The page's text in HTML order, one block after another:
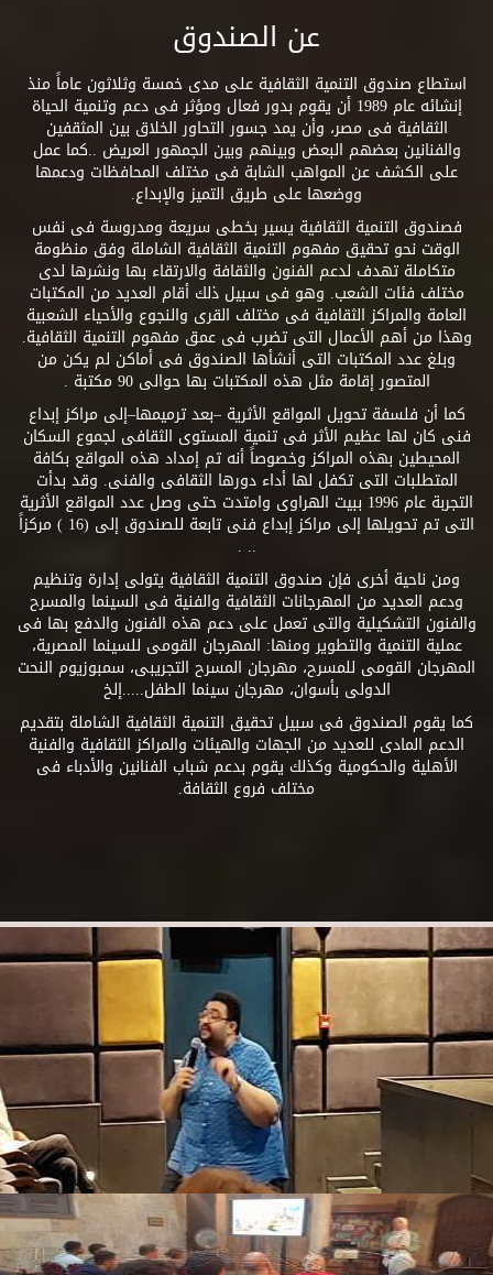
عن الصندوق
استطاع صندوق التنمية الثقافية على مدى خمسة وثلاثون عاماً منذ
إنشائه عام 1989 أن يقوم بدور فعال ومؤثر فى دعم وتنمية الحياة
الثقافية فى مصر، وأن يمد جسور التحاور الخلاق بين المثقفين
والفنانين بعضهم البعض وبينهم وبين الجمهور العريض ..كما عمل
على الكشف عن المواهب الشابة فى مختلف المحافظات ودعمها
ووضعها على طريق التميز والإبداع.
فصندوق التنمية الثقافية يسير بخطى سريعة ومدروسة فى نفس
الوقت نحو تحقيق مفهوم التنمية الثقافية الشاملة وفق منظومة
متكاملة تهدف لدعم الفنون والثقافة والارتقاء بها ونشرها لدى
مختلف فئات الشعب. وهو فى سبيل ذلك أقام العديد من المكتبات
العامة والمراكز الثقافية فى مختلف القرى والنجوع والأحياء الشعبية
وهذا من أهم الأعمال التى تضرب فى عمق مفهوم التنمية الثقافية.
وبلغ عدد المكتبات التى أنشأها الصندوق فى أماكن لم يكن من
المتصور إقامة مثل هذه المكتبات بها حوالى 90 مكتبة .
كما أن فلسفة تحويل المواقع الأثرية –بعد ترميمها–إلى مراكز إبداع
فنى كان لها عظيم الأثر فى تنمية المستوى الثقافى لجموع السكان
المحيطين بهذه المراكز وخصوصاً أنه تم إمداد هذه المواقع بكافة
المتطلبات التى تكفل لها أداء دورها الثقافى والفنى. وقد بدأت
التجربة عام 1996 ببيت الهراوى وامتدت حتى وصل عدد المواقع الأثرية
التى تم تحويلها إلى مراكز إبداع فنى تابعة للصندوق إلى (16 ) مركزاً
.. .
ومن ناحية أخرى فإن صندوق التنمية الثقافية يتولى إدارة وتنظيم
ودعم العديد من المهرجانات الثقافية والفنية فى السينما والمسرح
والفنون التشكيلية والتى تعمل على دعم هذه الفنون والدفع بها فى
عملية التنمية والتطوير ومنها: المهرجان القومى للسينما المصرية،
المهرجان القومى للمسرح، مهرجان المسرح التجريبى، سمبوزيوم النحت
الدولى بأسوان، مهرجان سينما الطفل.....إلخ
كما يقوم الصندوق فى سبيل تحقيق التنمية الثقافية الشاملة بتقديم
الدعم المادى للعديد من الجهات والهيئات والمراكز الثقافية والفنية
الأهلية والحكومية وكذلك يقوم بدعم شباب الفنانين والأدباء فى
مختلف فروع الثقافة.